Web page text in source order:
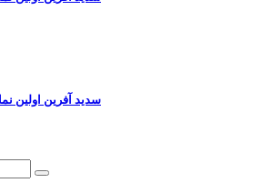
سدید آفرین اولین